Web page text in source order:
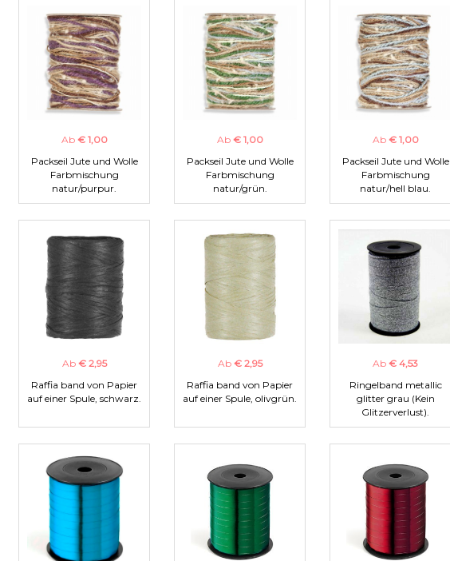
Ab € 1,00
Packseil Jute und Wolle
Farbmischung
natur/purpur.
Ab € 1,00
Packseil Jute und Wolle
Farbmischung
natur/grün.
Ab € 1,00
Packseil Jute und Wolle
Farbmischung
natur/hell blau.
Ab € 2,95
Raffia band von Papier
auf einer Spule, schwarz.
Ab € 2,95
Raffia band von Papier
auf einer Spule, olivgrün.
Ab € 4,53
Ringelband metallic
glitter grau (Kein
Glitzerverlust).